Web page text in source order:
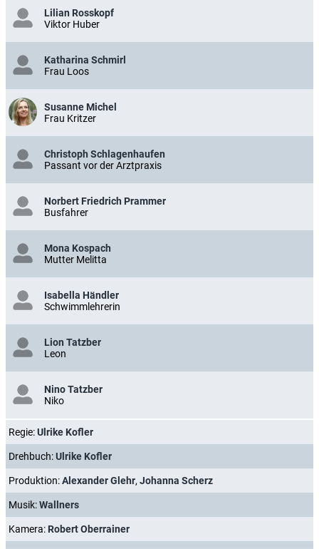
Lilian Rosskopf
Viktor Huber
Katharina Schmirl
Frau Loos
Susanne Michel
Frau Kritzer
Christoph Schlagenhaufen
Passant vor der Arztpraxis
Norbert Friedrich Prammer
Busfahrer
Mona Kospach
Mutter Melitta
Isabella Händler
Schwimmlehrerin
Lion Tatzber
Leon
Nino Tatzber
Niko
Regie:Ulrike Kofler
Drehbuch:Ulrike Kofler
Produktion:Alexander Glehr, Johanna Scherz
Musik:Wallners
Kamera: Robert Oberrainer